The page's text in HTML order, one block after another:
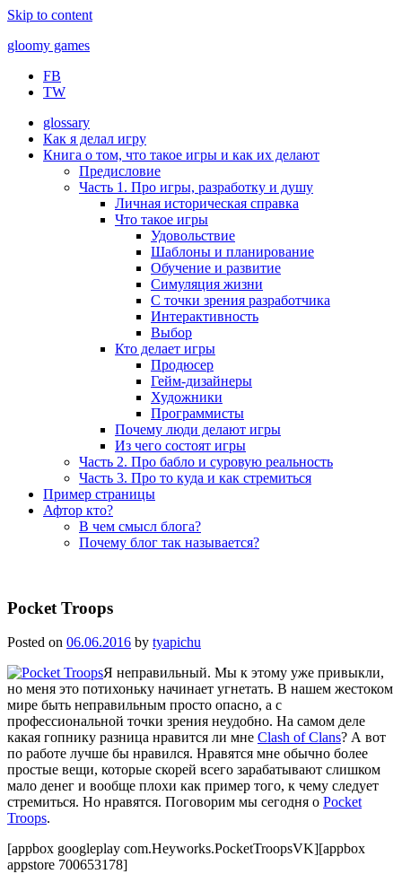
Skip to content
gloomy games
Печально об играх
FB
TW
glossary
Как я делал игру
Книга о том, что такое игры и как их делают
Предисловие
Часть 1. Про игры, разработку и душу
Личная историческая справка
Что такое игры
Удовольствие
Шаблоны и планирование
Обучение и развитие
Симуляция жизни
С точки зрения разработчика
Интерактивность
Выбор
Кто делает игры
Продюсер
Гейм-дизайнеры
Художники
Программисты
Почему люди делают игры
Из чего состоят игры
Часть 2. Про бабло и суровую реальность
Часть 3. Про то куда и как стремиться
Пример страницы
Афтор кто?
В чем смысл блога?
Почему блог так называется?
Pocket Troops
Posted on 06.06.2016 by tyapichu
Я неправильный. Мы к этому уже привыкли,
но меня это потихоньку начинает угнетать. В нашем жестоком
мире быть неправильным просто опасно, а с
профессиональной точки зрения неудобно. На самом деле
какая гопнику разница нравится ли мне Clash of Clans? А вот
по работе лучше бы нравился. Нравятся мне обычно более
простые вещи, которые скорей всего зарабатывают слишком
мало денег и вообще плохи как пример того, к чему следует
стремиться. Но нравятся. Поговорим мы сегодня о Pocket
Troops.
[appbox googleplay com.Heyworks.PocketTroopsVK][appbox
appstore 700653178]